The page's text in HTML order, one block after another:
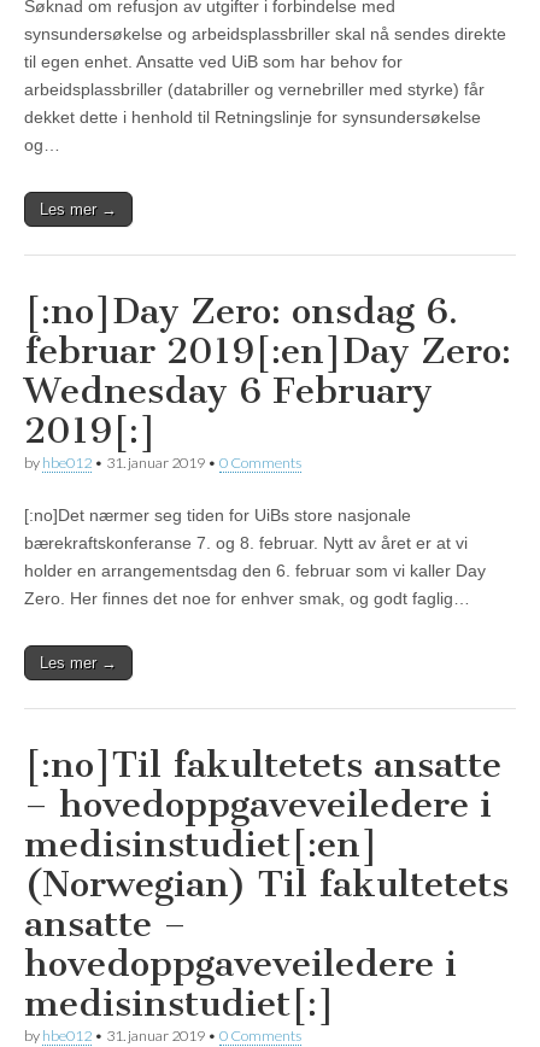
Søknad om refusjon av utgifter i forbindelse med
synsundersøkelse og arbeidsplassbriller skal nå sendes direkte
til egen enhet. Ansatte ved UiB som har behov for
arbeidsplassbriller (databriller og vernebriller med styrke) får
dekket dette i henhold til Retningslinje for synsundersøkelse
og…
Les mer →
[:no]Day Zero: onsdag 6.
februar 2019[:en]Day Zero:
Wednesday 6 February
2019[:]
by hbe012 • 31. januar 2019 • 0 Comments
[:no]Det nærmer seg tiden for UiBs store nasjonale
bærekraftskonferanse 7. og 8. februar. Nytt av året er at vi
holder en arrangementsdag den 6. februar som vi kaller Day
Zero. Her finnes det noe for enhver smak, og godt faglig…
Les mer →
[:no]Til fakultetets ansatte
– hovedoppgaveveiledere i
medisinstudiet[:en]
(Norwegian) Til fakultetets
ansatte –
hovedoppgaveveiledere i
medisinstudiet[:]
by hbe012 • 31. januar 2019 • 0 Comments